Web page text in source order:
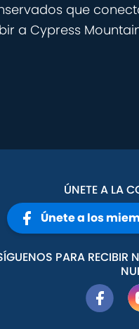
que
a Cypress
ÚNETE A LA
Únete a los
PARA RECIBIR